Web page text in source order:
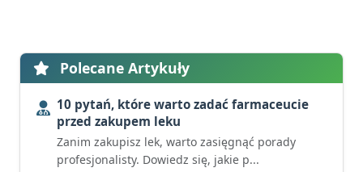
Polecane Artykuły
10 pytań, które warto zadać farmaceucie
przed zakupem leku
Zanim zakupisz lek, warto zasięgnąć porady
profesjonalisty. Dowiedz się, jakie p...